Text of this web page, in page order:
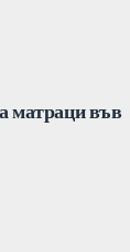
матраци във